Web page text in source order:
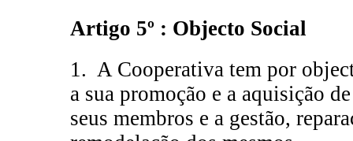
Artigo 5º : Objecto Social
1. A Cooperativa tem por
a sua promoção e a aquisição
seus membros e a gestão,